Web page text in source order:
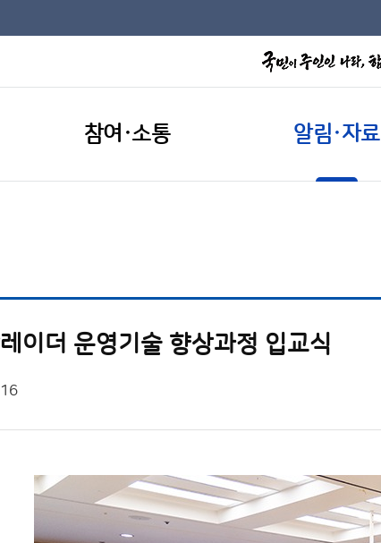
참여·소통 알림·자료
이더 운영기술 향상과정 입교식